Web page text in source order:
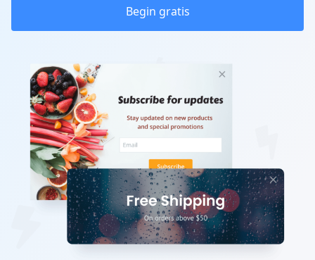
Begin gratis